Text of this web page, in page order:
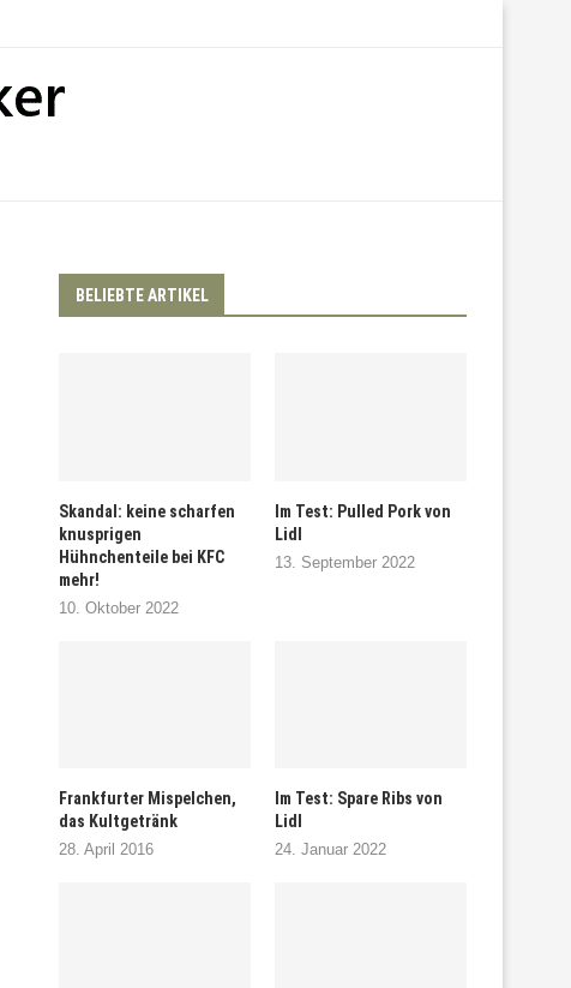
BELIEBTE ARTIKEL
Skandal: keine scharfen
knusprigen
Hühnchenteile bei KFC
mehr!
10. Oktober 2022
Im Test: Pulled Pork von
Lidl
13. September 2022
Frankfurter Mispelchen,
das Kultgetränk
28. April 2016
Im Test: Spare Ribs von
Lidl
24. Januar 2022